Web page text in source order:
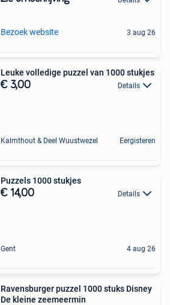
Bezoek website 3 aug 26
Leuke volledige puzzel van 1000 stukjes
€ 3,00 Details
Kalmthout & Deel Wuustwezel Eergisteren
Puzzels 1000 stukjes
€ 14,00 Details
Gent 4 aug 26
Ravensburger puzzel 1000 stuks Disney
De kleine zeemeermin